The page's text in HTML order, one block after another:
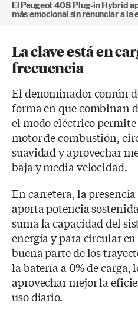
El Peugeot 408 Plug-in Hybrid
más emocional sin renunciar a la
La clave está en
frecuencia
El denominador común
forma en que combinan
el modo eléctrico
motor de combustión,
suavidad y aprovechar
baja y media velocidad.
En carretera, la
aporta potencia
suma la capacidad del
energía y para circular
buena parte de los
la batería a 0% de carga,
aprovechar mejor la
uso diario.